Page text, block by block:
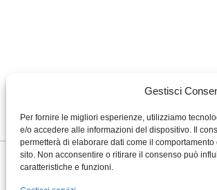
Gestisci
Per fornire le migliori esperienze, utilizziamo
e/o accedere alle informazioni del dispositivo. Il
permetterà di elaborare dati come il
sito. Non acconsentire o ritirare il consenso può
caratteristiche e funzioni.MIGROS TICINO